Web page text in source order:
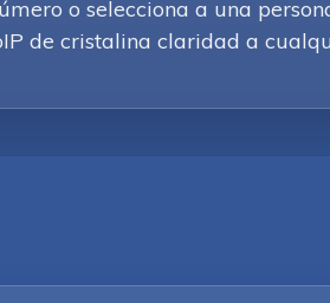
o selecciona a una
de cristalina claridad a